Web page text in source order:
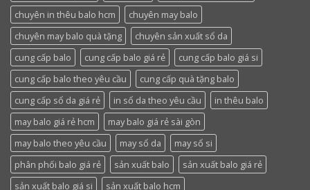
chuyên in thêu balo hcm
chuyên may balo
chuyên may balo quà tặng
chuyên sản xuất sổ da
cung cấp balo
cung cấp balo giá rẻ
cung cấp balo giá si
cung cấp balo theo yêu cầu
cung cấp quà tặng balo
cung cấp sổ da giá rẻ
in sổ da theo yêu cầu
in thêu balo
may balo giá rẻ hcm
may balo giá rẻ sài gòn
may balo theo yêu cầu
may sổ da
may sổ si
phân phối balo giá rẻ
sản xuất balo
sản xuất balo giá rẻ
sản xuất balo giá si
sản xuất balo hcm